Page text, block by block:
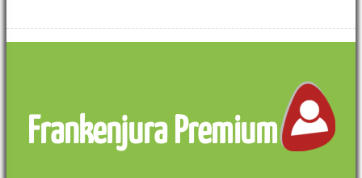
Frankenjura Premium